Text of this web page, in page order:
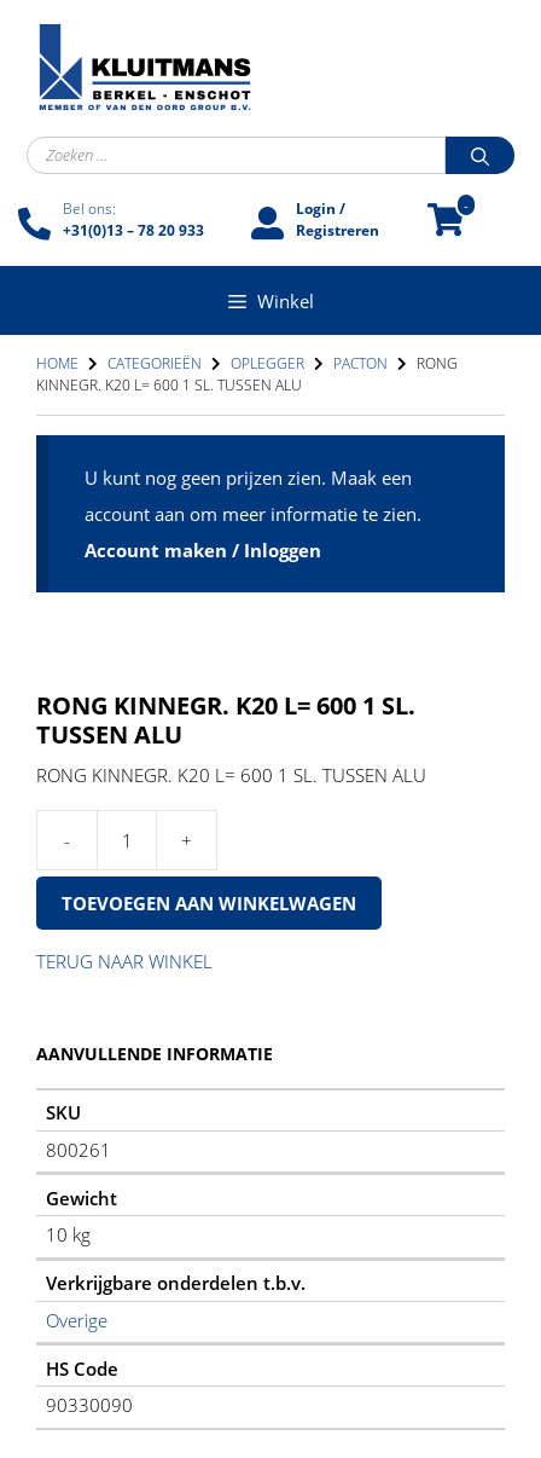
inhoud
Zoek
naar:
Bel ons:
+31(0)13 – 78 20 933
Login /
Registreren
-
Winkel
HOME CATEGORIEËN OPLEGGER PACTON
RONG
KINNEGR. K20 L= 600 1 SL. TUSSEN ALU
Account maken / Inloggen
U kunt nog geen prijzen zien. Maak een
account aan om meer informatie te zien.
RONG KINNEGR. K20 L= 600 1 SL.
TUSSEN ALU
RONG KINNEGR. K20 L= 600 1 SL. TUSSEN ALU
KINNEGR.
K20
L=
ALU
aantal
TOEVOEGEN AAN WINKELWAGEN
TERUG NAAR WINKEL
AANVULLENDE INFORMATIE
SKU
800261
Gewicht
10 kg
Verkrijgbare onderdelen t.b.v.
Overige
HS Code
90330090